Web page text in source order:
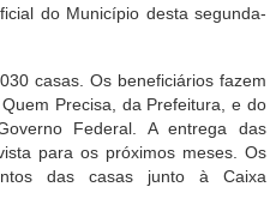
do Município desta segunda-
casas. Os beneficiários fazem
Precisa, da Prefeitura, e do
Federal. A entrega das
para os próximos meses. Os
das casas junto à Caixa